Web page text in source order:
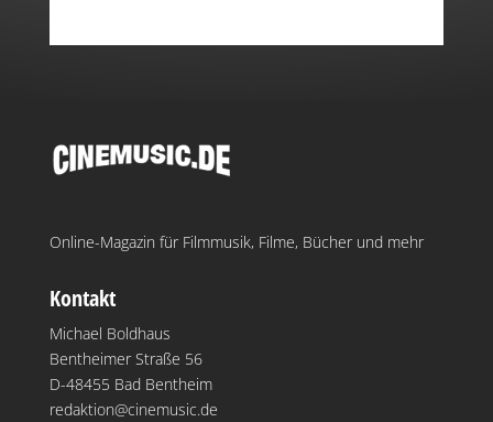
Online-Magazin für Filmmusik, Filme, Bücher und mehr
Kontakt
Michael Boldhaus
Bentheimer Straße 56
D-48455 Bad Bentheim
redaktion@cinemusic.de